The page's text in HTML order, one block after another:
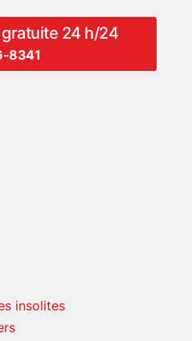
24 h/24
8341
insolites